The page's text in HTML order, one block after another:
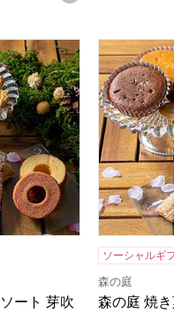
01A]【年間ギフト】
ート 芽吹き 16個入
ート 芽吹
森の庭 焼
ソーシャルギ
森の庭
森の庭 焼